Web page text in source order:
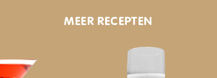
MEER RECEPTEN